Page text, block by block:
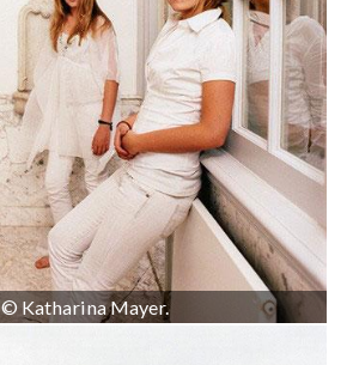
© Katharina Mayer.